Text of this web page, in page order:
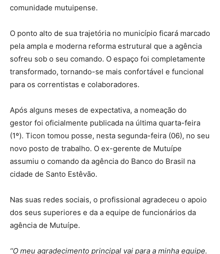
comunidade mutuipense.
​O ponto alto de sua trajetória no município ficará marcado
pela ampla e moderna reforma estrutural que a agência
sofreu sob o seu comando. O espaço foi completamente
transformado, tornando-se mais confortável e funcional
para os correntistas e colaboradores.
​Após alguns meses de expectativa, a nomeação do
gestor foi oficialmente publicada na última quarta-feira
(1º). Ticon tomou posse, nesta segunda-feira (06), no seu
novo posto de trabalho. O ex-gerente de Mutuípe
assumiu o comando da agência do Banco do Brasil na
cidade de Santo Estêvão.
Nas suas redes sociais, o profissional agradeceu o apoio
dos seus superiores e da a equipe de funcionários da
agência de Mutuípe.
‘‘O meu agradecimento principal vai para a minha equipe.